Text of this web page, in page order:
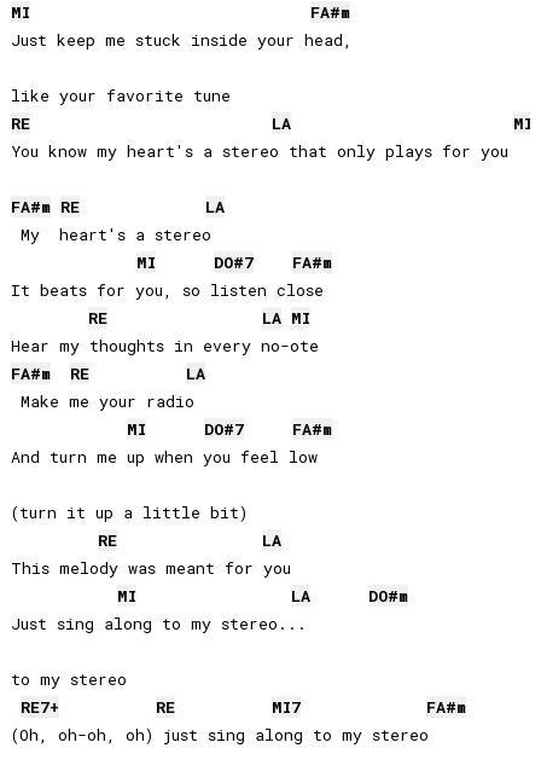
MI
FA#m
Just keep me stuck inside your head,
RE
LA
MI
You know my heart's a stereo that only plays for you
FA#m RE
LA
My  heart's a stereo
MI
DO#7 FA#m
It beats for you, so listen close
RE
LA MI
FA#m RE
LA
Make me your radio
MI
DO#7 FA#m
And turn me up when you feel low
(turn it up a little bit)
RE
LA
This melody was meant for you
MI
LA DO#m
Just sing along to my stereo...
to my stereo
RE7+ RE MI7 FA#m
(Oh, oh-oh, oh) just sing along to my stereo